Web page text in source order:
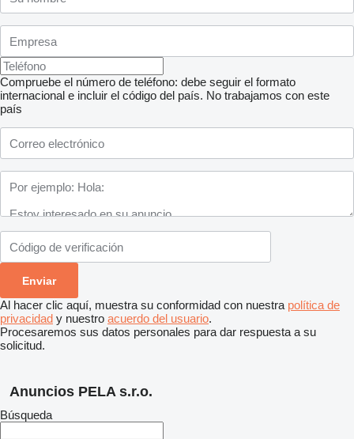
Compruebe el número de teléfono: debe seguir el formato
internacional e incluir el código del país. No trabajamos con este
país
Al hacer clic aquí, muestra su conformidad con nuestra política de
privacidad y nuestro acuerdo del usuario.
Procesaremos sus datos personales para dar respuesta a su
solicitud.
Anuncios PELA s.r.o.
Búsqueda